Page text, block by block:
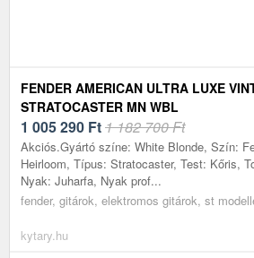
FENDER AMERICAN ULTRA LUXE
STRATOCASTER MN WBL
1 005 290 Ft1 182 700 Ft
Akciós.Gyártó színe: White Blonde, Szín:
Heirloom, Típus: Stratocaster, Test: Kőris,
Nyak: Juharfa, Nyak prof...
fender, gitárok, elektromos gitárok, st
kytary.hu